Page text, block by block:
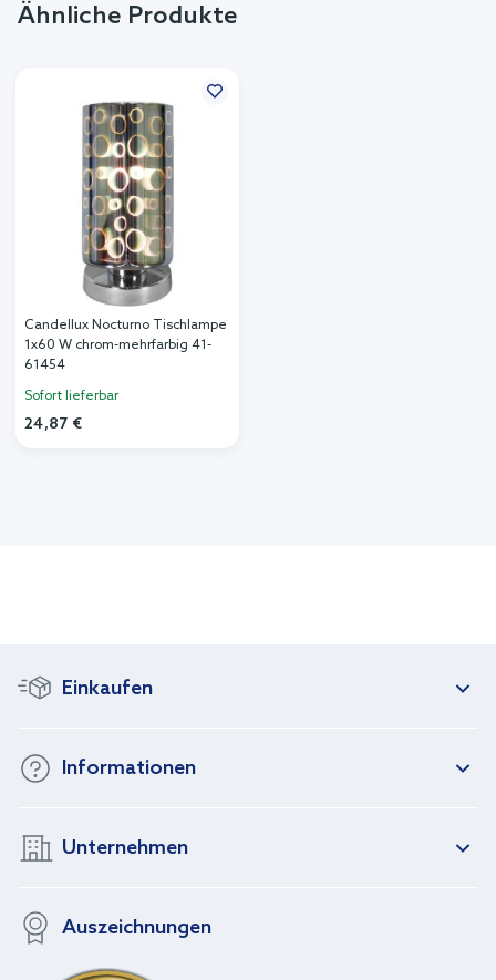
Ähnliche Produkte
Candellux Nocturno Tischlampe
1x60 W chrom-mehrfarbig 41-
61454
Sofort lieferbar
24,87 €
Einkaufen
Informationen
Unternehmen
Auszeichnungen